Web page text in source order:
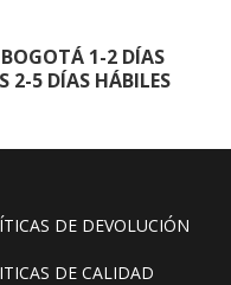
1-2 DÍAS
2-5 DÍAS HÁBILES
DE DEVOLUCIÓN
DE CALIDAD